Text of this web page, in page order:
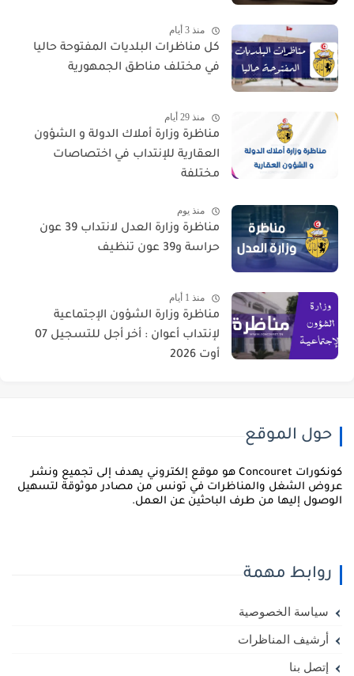
منذ 3 أيام
كل مناظرات البلديات المفتوحة حاليا
في مختلف مناطق الجمهورية
منذ 29 أيام
مناظرة وزارة أملاك الدولة و الشؤون
العقارية للإنتداب في اختصاصات
مختلفة
منذ يوم
مناظرة وزارة العدل لانتداب 39 عون
حراسة و39 عون تنظيف
منذ 1 أيام
مناظرة وزارة الشؤون الإجتماعية
لإنتداب أعوان : أخر أجل للتسجيل 07
أوت 2026
حول الموقع
كونكورات Concouret هو موقع إلكتروني يهدف إلى تجميع ونشر
الشغل والمناظرات في تونس من مصادر موثوقة لتسهيل
إليها من طرف الباحثين عن العمل.
روابط مهمة
سياسة الخصوصية
أرشيف المناظرات
إتصل بنا